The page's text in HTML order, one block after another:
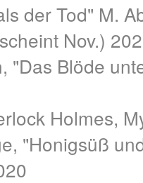
der Tod" M.
Nov.)
"Das Blöde
Holmes,
"Honigsüß